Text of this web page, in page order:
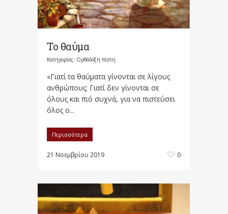
Το θαύμα
Κατηγορίες: Ορθόδοξη πίστη
«Γιατί τα θαύματα γίνονται σε λίγους
ανθρώπους; Γιατί δεν γίνονται σε
όλους και πιό συχνά, για να πιστεύσει
όλος ο...
Περισσότερα
21 Νοεμβρίου 2019 0